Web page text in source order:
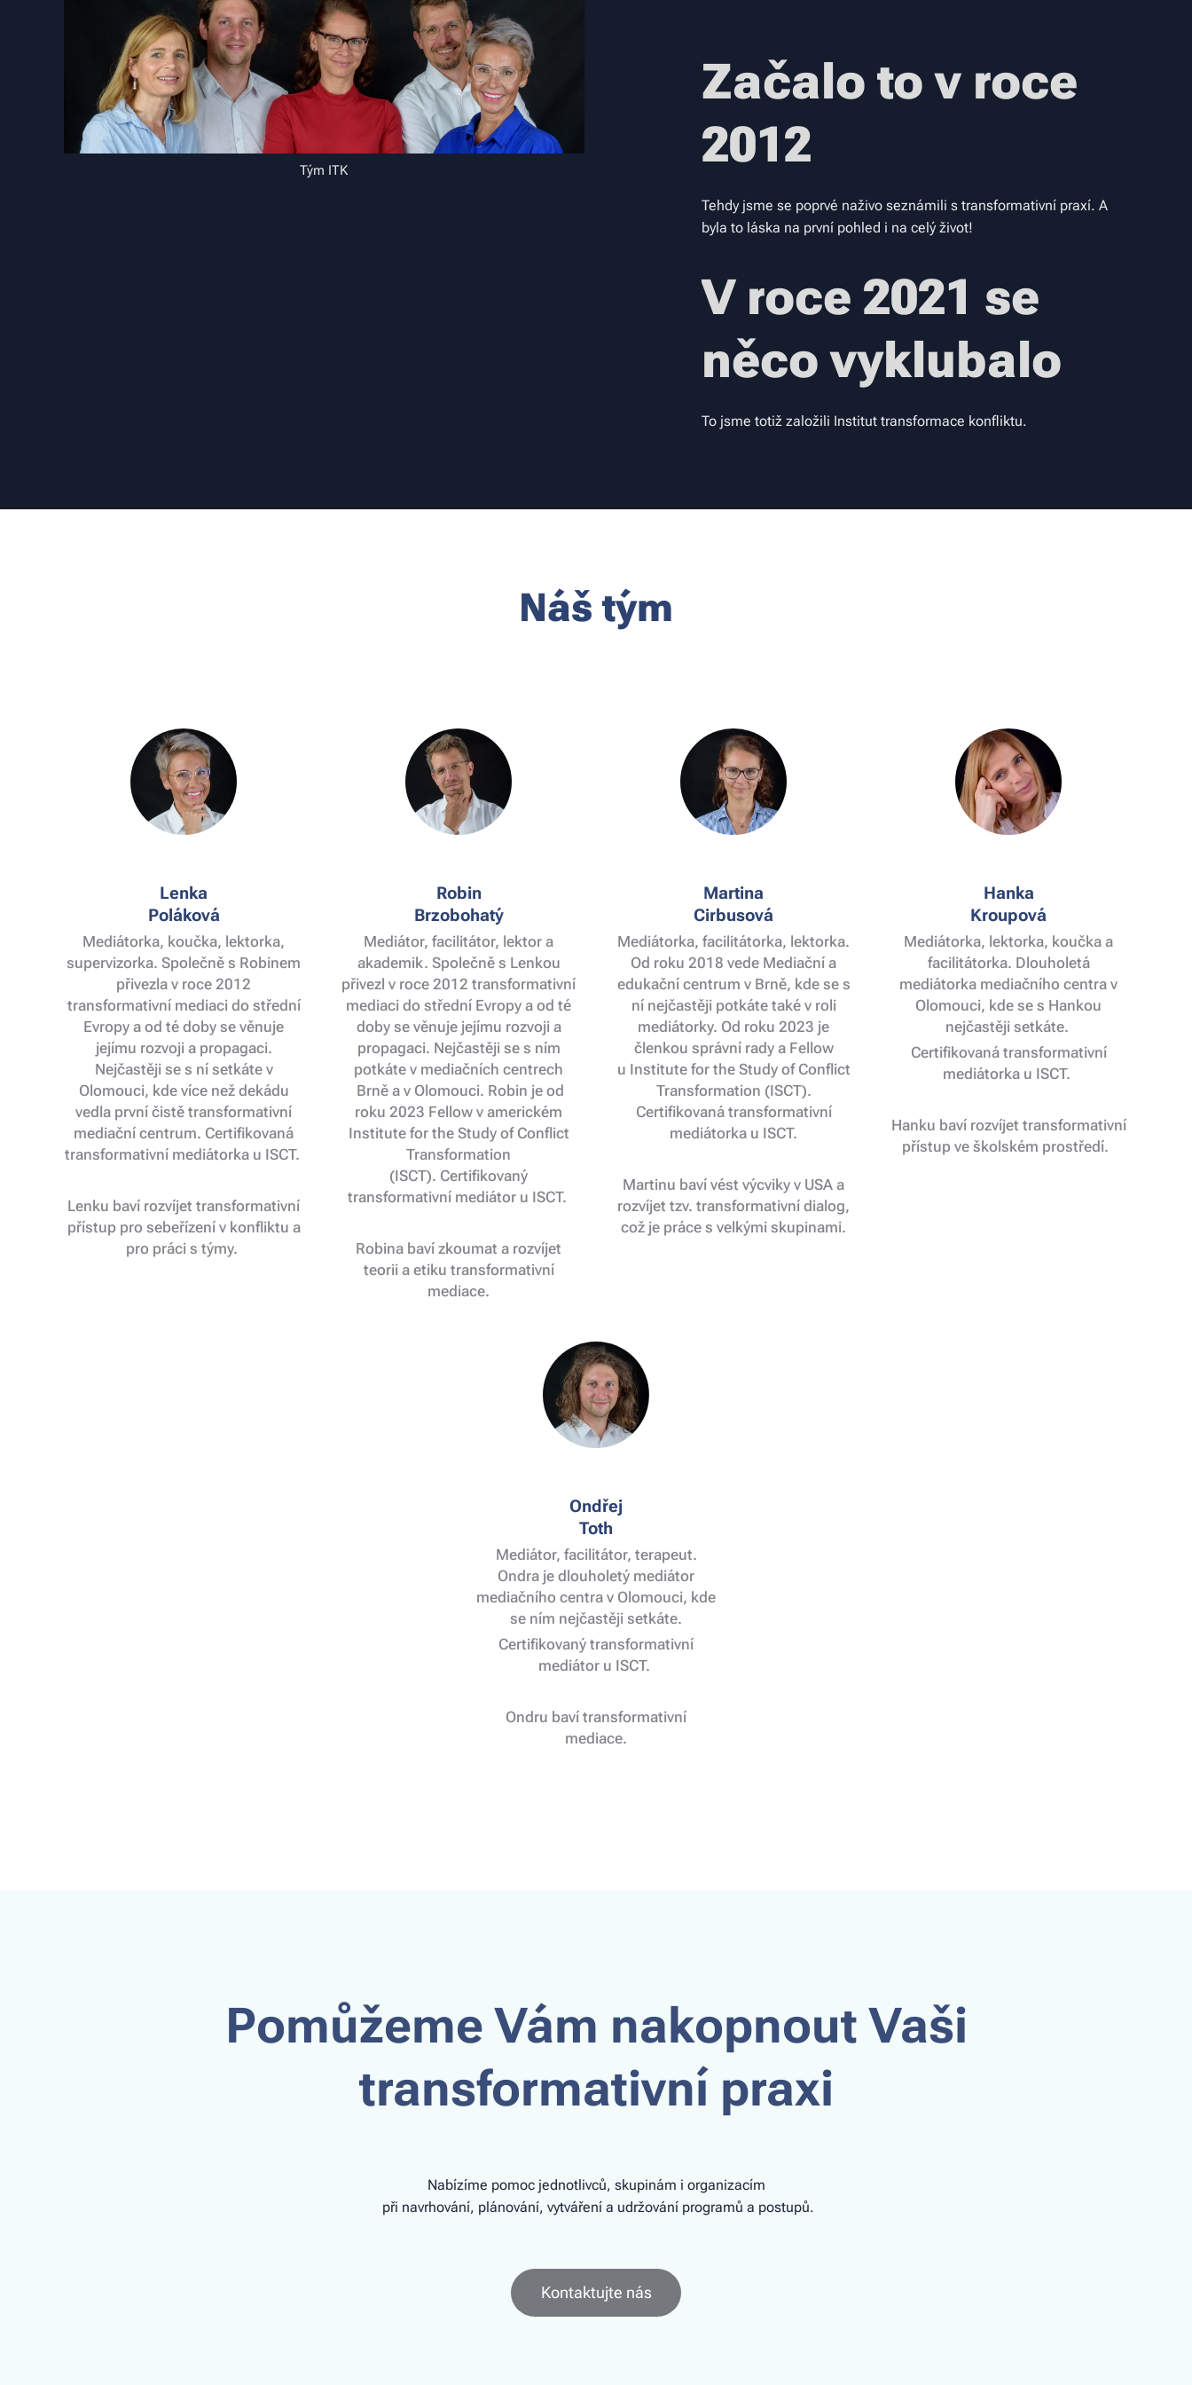
Tým ITK
Začalo to v roce
2012
Tehdy jsme se poprvé naživo seznámili s transformativní praxí. A
byla to láska na první pohled i na celý život!
V roce 2021 se
něco vyklubalo
To jsme totiž založili Institut transformace konfliktu.
Náš tým
Lenka
Poláková
Mediátorka, koučka, lektorka,
supervizorka. Společně s Robinem
přivezla v roce 2012
transformativní mediaci do střední
Evropy a od té doby se věnuje
jejímu rozvoji a propagaci.
Nejčastěji se s ní setkáte v
Olomouci, kde více než dekádu
vedla první čistě transformativní
mediační centrum. Certifikovaná
transformativní mediátorka u ISCT.
Lenku baví rozvíjet transformativní
přístup pro sebeřízení v konfliktu a
pro práci s týmy.
Robin
Brzobohatý
Mediátor, facilitátor, lektor a
akademik. Společně s Lenkou
přivezl v roce 2012 transformativní
mediaci do střední Evropy a od té
doby se věnuje jejímu rozvoji a
propagaci. Nejčastěji se s ním
potkáte v mediačních centrech
Brně a v Olomouci. Robin je od
roku 2023 Fellow v americkém
Institute for the Study of Conflict
Transformation
(ISCT). Certifikovaný
transformativní mediátor u ISCT.
Robina baví zkoumat a rozvíjet
teorii a etiku transformativní
mediace.
Martina
Cirbusová
Mediátorka, facilitátorka, lektorka.
Od roku 2018 vede Mediační a
edukační centrum v Brně, kde se s
ní nejčastěji potkáte také v roli
mediátorky. Od roku 2023 je
členkou správní rady a Fellow
u Institute for the Study of Conflict
Transformation (ISCT).
Certifikovaná transformativní
mediátorka u ISCT.
Martinu baví vést výcviky v USA a
rozvíjet tzv. transformativní dialog,
což je práce s velkými skupinami.
Hanka
Kroupová
Mediátorka, lektorka, koučka a
facilitátorka. Dlouholetá
mediátorka mediačního centra v
Olomouci, kde se s Hankou
nejčastěji setkáte.
Certifikovaná transformativní
mediátorka u ISCT.
Hanku baví rozvíjet transformativní
přístup ve školském prostředí.
Ondřej
Toth
Mediátor, facilitátor, terapeut.
Ondra je dlouholetý mediátor
mediačního centra v Olomouci, kde
se ním nejčastěji setkáte.
Certifikovaný transformativní
mediátor u ISCT.
Ondru baví transformativní
mediace.
Pomůžeme Vám nakopnout Vaši
transformativní praxi
Nabízíme pomoc jednotlivců, skupinám i organizacím
při navrhování, plánování, vytváření a udržování programů a postupů.
Kontaktujte nás